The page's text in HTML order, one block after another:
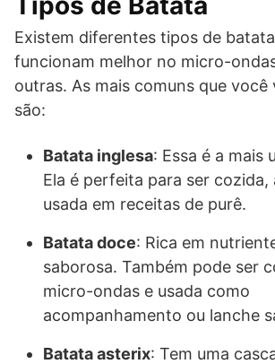
Existem diferentes tipos de
funcionam melhor no micro-
outras. As mais comuns que
são:
Batata inglesa: Essa é a mais
Ela é perfeita para ser cozida,
usada em receitas de purê.
Batata doce: Rica em
saborosa. Também pode ser
micro-ondas e usada como
acompanhamento ou lanche
Batata asterix: Tem uma